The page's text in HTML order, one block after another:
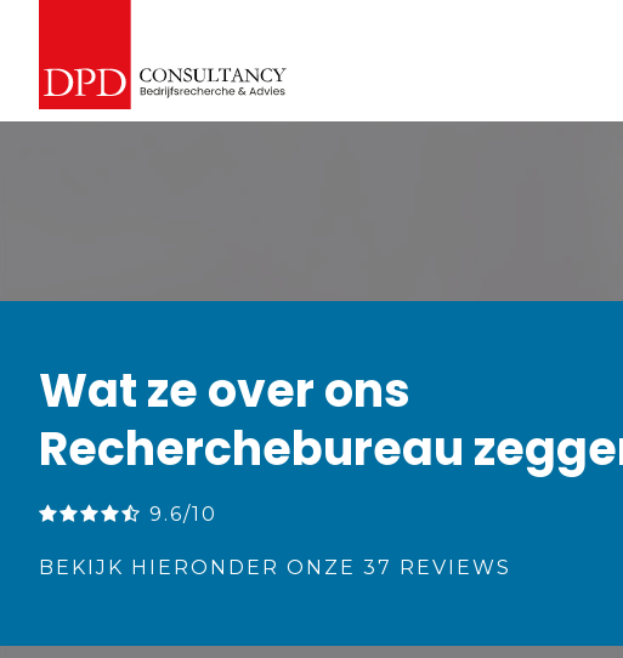
Wat ze over ons
Recherchebureau
9.6/10
BEKIJK HIERONDER ONZE 37 REVIEWS